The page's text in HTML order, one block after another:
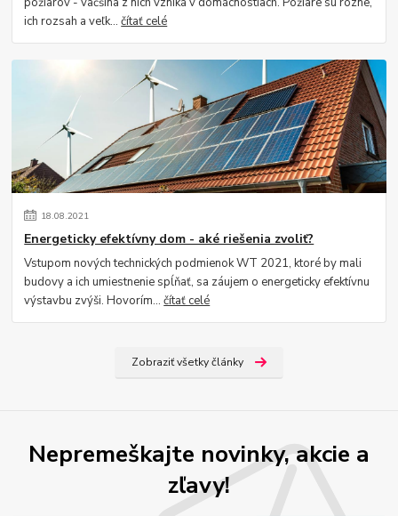
ich rozsah a veľk...čítať celé
18.08.2021
Energeticky efektívny dom - aké riešenia zvoliť?
Vstupom nových technických podmienok WT 2021, ktoré by mali
budovy a ich umiestnenie spĺňať, sa záujem o energeticky efektívnu
výstavbu zvýši. Hovorím...čítať celé
Zobraziť všetky články
Nepremeškajte novinky, akcie a
zľavy!